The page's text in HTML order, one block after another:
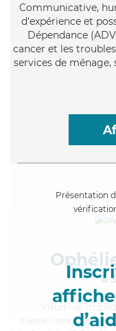
Communicative,
d'expérience et
Dépendance
cancer et les
services de
Présentation
à
,
d'expérience et